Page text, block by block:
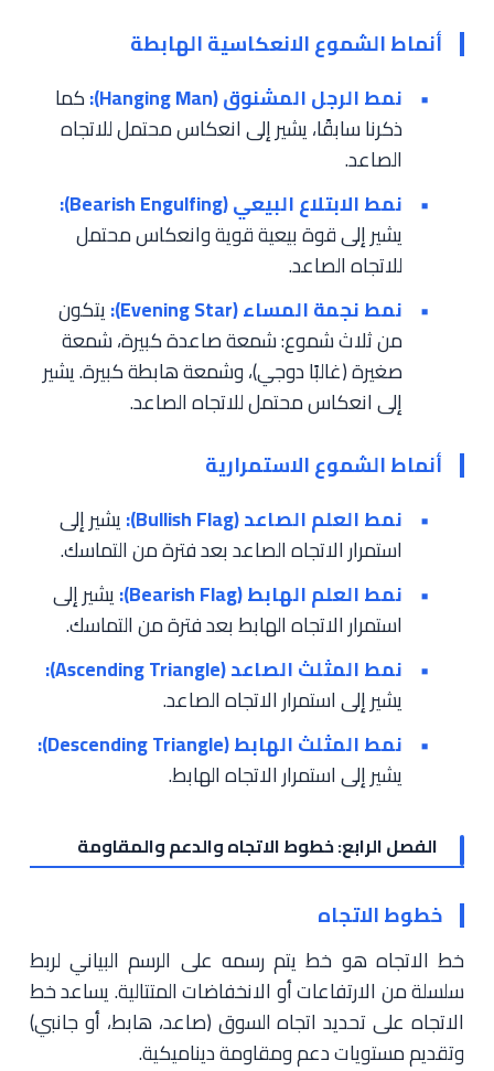
أنماط الشموع الانعكاسية الهابطة
نمط الرجل المشنوق (Hanging Man):
كما
ذكرنا سابقًا، يشير إلى انعكاس محتمل للاتجاه
الصاعد.
نمط الابتلاع البيعي (Bearish Engulfing):
يشير إلى قوة بيعية قوية وانعكاس محتمل
للاتجاه الصاعد.
نمط نجمة المساء (Evening Star):
يتكون
من ثلاث شموع: شمعة صاعدة كبيرة، شمعة
صغيرة (غالبًا دوجي)، وشمعة هابطة كبيرة. يشير
إلى انعكاس محتمل للاتجاه الصاعد.
أنماط الشموع الاستمرارية
نمط العلم الصاعد (Bullish Flag):
يشير إلى
استمرار الاتجاه الصاعد بعد فترة من التماسك.
نمط العلم الهابط (Bearish Flag):
يشير إلى
استمرار الاتجاه الهابط بعد فترة من التماسك.
نمط المثلث الصاعد (Ascending Triangle):
يشير إلى استمرار الاتجاه الصاعد.
نمط المثلث الهابط (Descending Triangle):
يشير إلى استمرار الاتجاه الهابط.
الفصل الرابع: خطوط الاتجاه والدعم والمقاومة
خطوط الاتجاه
خط الاتجاه هو خط يتم رسمه على الرسم البياني لربط
سلسلة من الارتفاعات أو الانخفاضات المتتالية. يساعد خط
الاتجاه على تحديد اتجاه السوق (صاعد، هابط، أو جانبي)
وتقديم مستويات دعم ومقاومة ديناميكية.